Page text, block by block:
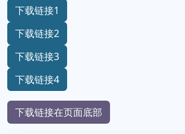
下载链接1
下载链接2
下载链接3
下载链接4
下载链接在页面底部